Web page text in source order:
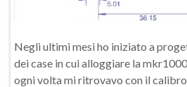
Negli ultimi mesi ho iniziato a
dei case in cui alloggiare la
ogni volta mi ritrovavo con il